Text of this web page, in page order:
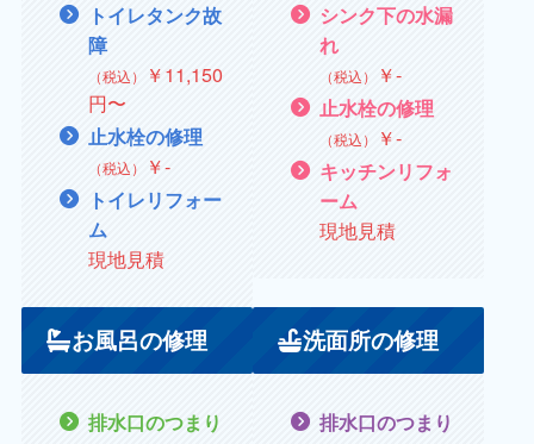
トイレタンク故
障
（税込） ￥11,150
円〜
止水栓の修理
（税込） ￥‐
トイレリフォー
ム
現地見積
シンク下の水漏
れ
（税込） ￥‐
止水栓の修理
（税込） ￥‐
キッチンリフォ
ーム
現地見積
お風呂の修理
排水口のつまり
洗面所の修理
排水口のつまり